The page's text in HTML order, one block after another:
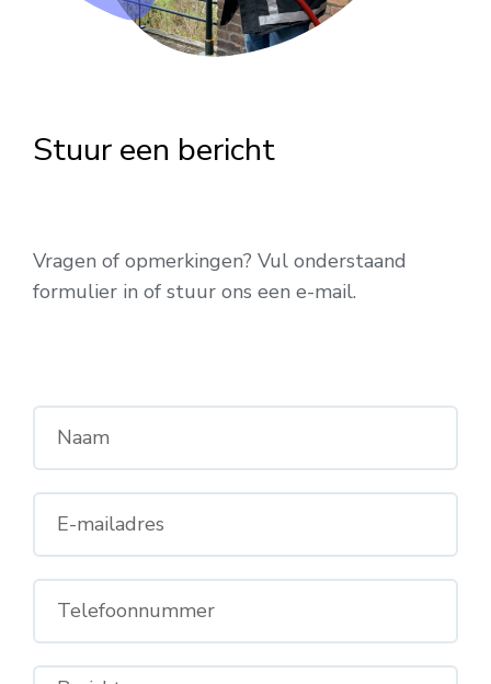
Stuur een bericht
Vragen of opmerkingen? Vul onderstaand
formulier in of stuur ons een e-mail.